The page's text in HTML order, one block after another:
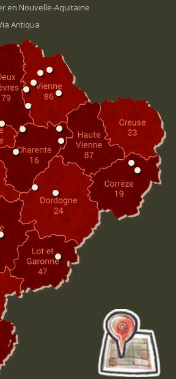
en Nouvelle-Aquitaine
Antiqua